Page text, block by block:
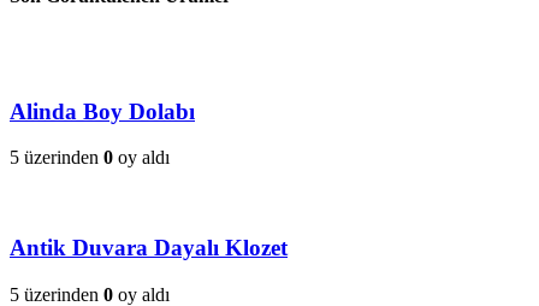
Alinda Boy Dolabı
5 üzerinden 0 oy aldı
Antik Duvara Dayalı Klozet
5 üzerinden 0 oy aldı